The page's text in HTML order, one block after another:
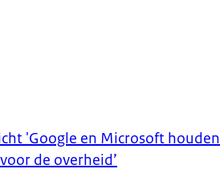
'Google en Microsoft houden
de overheid’